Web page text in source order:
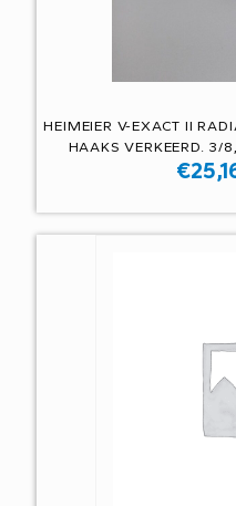
HEIMEIER V-EXACT II
HAAKS VERKEERD. 3/
€